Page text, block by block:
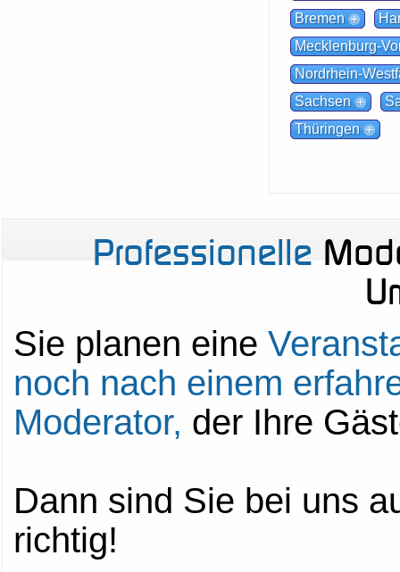
Bremen
Mecklenburg-
Nordrhein-
Sachsen
Thüringen
Professionelle
Sie planen eine
noch nach einem
Moderator, der Ihre
Dann sind Sie bei uns
richtig!